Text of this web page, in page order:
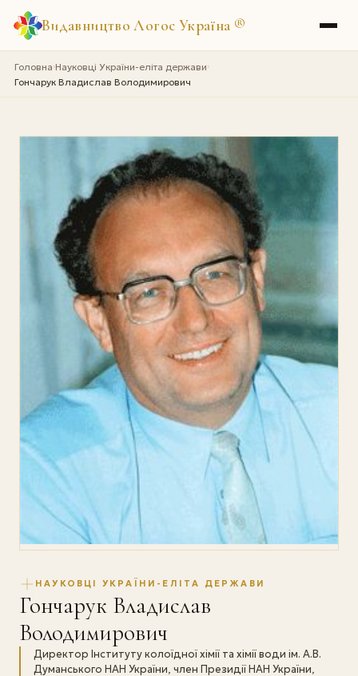
Видавництво Логос Україна ®
Головна›Науковці України-еліта держави›
Гончарук Владислав Володимирович
НАУКОВЦІ УКРАЇНИ-ЕЛІТА ДЕРЖАВИ
Гончарук Владислав
Володимирович
Директор Інституту колоїдної хімії та хімії води ім. А.В.
Думанського НАН України, член Президії НАН України,